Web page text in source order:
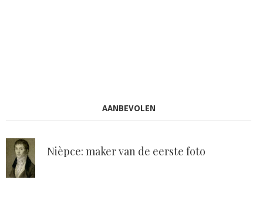
AANBEVOLEN
Nièpce: maker van de eerste foto